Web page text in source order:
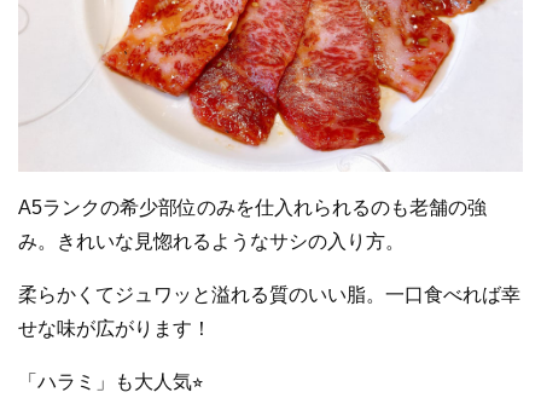
A5ランクの希少部位のみを仕入れられるのも老舗の強
み。きれいな見惚れるようなサシの入り方。
柔らかくてジュワッと溢れる質のいい脂。一口食べれば幸
せな味が広がります！
「ハラミ」も大人気⭐︎